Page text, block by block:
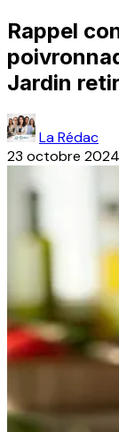
Rappel
Jardin
La Rédac
23 octobre 2024